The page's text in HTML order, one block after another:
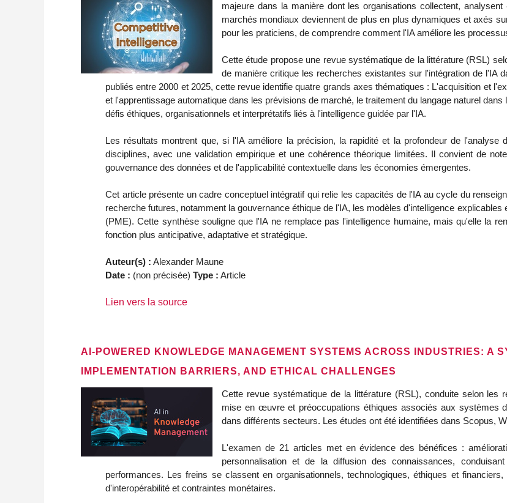
majeure dans la manière dont les organisations collectent,
marchés mondiaux deviennent de plus en plus dynamiques et axés
pour les praticiens, de comprendre comment l'IA améliore les
Cette étude propose une revue systématique de la littérature (RSL)
de manière critique les recherches existantes sur l'intégration de l'IA
publiés entre 2000 et 2025, cette revue identifie quatre grands axes thématiques : L'acquisition et
et l'apprentissage automatique dans les prévisions de marché, le traitement du langage naturel
défis éthiques, organisationnels et interprétatifs liés à l'intelligence guidée par l'IA.
Les résultats montrent que, si l'IA améliore la précision, la rapidité et la profondeur de l'analyse
disciplines, avec une validation empirique et une cohérence théorique limitées. Il convient de
gouvernance des données et de l'applicabilité contextuelle dans les économies émergentes.
Cet article présente un cadre conceptuel intégratif qui relie les capacités de l'IA au cycle du
recherche futures, notamment la gouvernance éthique de l'IA, les modèles d'intelligence
(PME). Cette synthèse souligne que l'IA ne remplace pas l'intelligence humaine, mais qu'elle la
fonction plus anticipative, adaptative et stratégique.
Auteur(s) : Alexander Maune
Date : (non précisée) Type : Article
Lien vers la source
AI-POWERED KNOWLEDGE MANAGEMENT SYSTEMS ACROSS INDUSTRIES: A
IMPLEMENTATION BARRIERS, AND ETHICAL CHALLENGES
Cette revue systématique de la littérature (RSL), conduite selon les
mise en œuvre et préoccupations éthiques associés aux systèmes
dans différents secteurs. Les études ont été identifiées dans Scopus,
L'examen de 21 articles met en évidence des bénéfices :
personnalisation et de la diffusion des connaissances,
performances. Les freins se classent en organisationnels, technologiques, éthiques et
d'interopérabilité et contraintes monétaires.